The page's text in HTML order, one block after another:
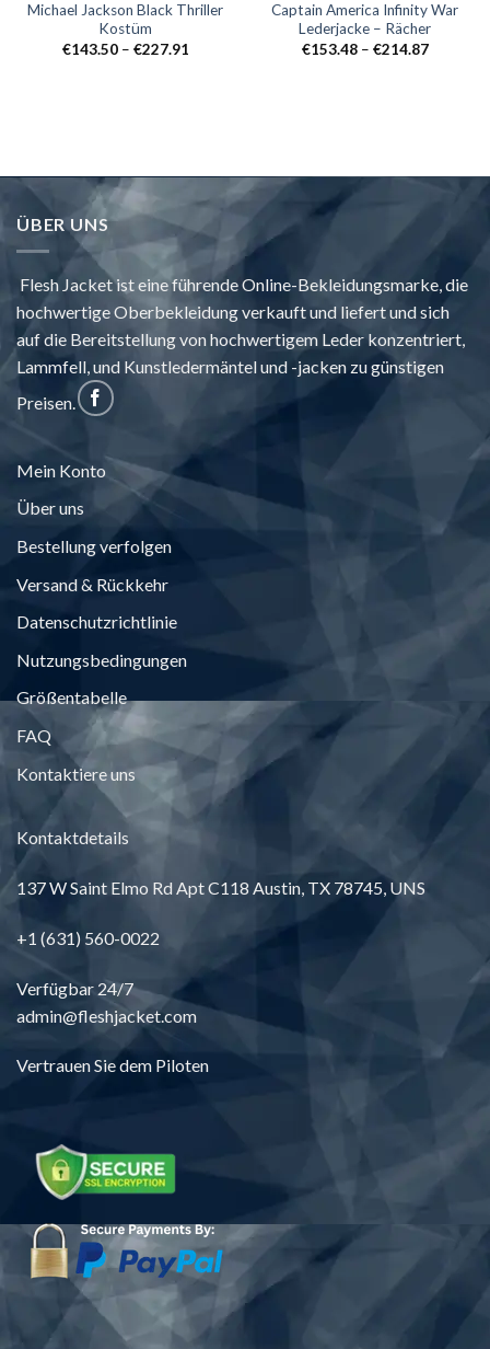
Michael Jackson Black Thriller
Kostüm
€143.50 – €227.91
Captain America Infinity War
Lederjacke – Rächer
€153.48 – €214.87
ÜBER UNS
Flesh Jacket ist eine führende Online-Bekleidungsmarke, die
hochwertige Oberbekleidung verkauft und liefert und sich
auf die Bereitstellung von hochwertigem Leder konzentriert,
Lammfell, und Kunstledermäntel und -jacken zu günstigen
Preisen.
Mein Konto
Über uns
Bestellung verfolgen
Versand & Rückkehr
Datenschutzrichtlinie
Nutzungsbedingungen
Größentabelle
FAQ
Kontaktiere uns
Kontaktdetails
137W Saint Elmo Rd Apt C118 Austin, TX 78745, UNS
+1 (631) 560-0022
Verfügbar 24/7
admin@fleshjacket.com
Vertrauen Sie dem Piloten